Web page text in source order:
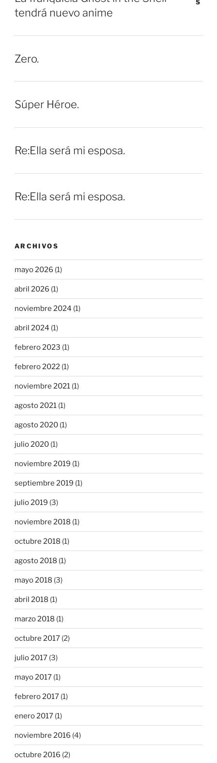
tendrá nuevo anime
Zero.
Súper Héroe.
Re:Ella será mi esposa.
Re:Ella será mi esposa.
ARCHIVOS
mayo 2026 (1)
abril 2026 (1)
noviembre 2024 (1)
abril 2024 (1)
febrero 2023 (1)
febrero 2022 (1)
noviembre 2021 (1)
agosto 2021 (1)
agosto 2020 (1)
julio 2020 (1)
noviembre 2019 (1)
septiembre 2019 (1)
julio 2019 (3)
noviembre 2018 (1)
octubre 2018 (1)
agosto 2018 (1)
mayo 2018 (3)
abril 2018 (1)
marzo 2018 (1)
octubre 2017 (2)
julio 2017 (3)
mayo 2017 (1)
febrero 2017 (1)
enero 2017 (1)
noviembre 2016 (4)
octubre 2016 (2)